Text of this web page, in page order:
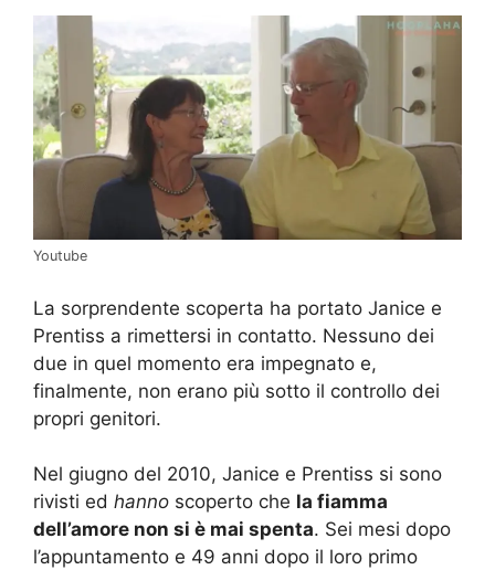
Youtube
La sorprendente scoperta ha portato Janice e
Prentiss a rimettersi in contatto. Nessuno dei
due in quel momento era impegnato e,
finalmente, non erano più sotto il controllo dei
propri genitori.
Nel giugno del 2010, Janice e Prentiss si sono
rivisti ed hanno scoperto che la fiamma
dell’amore non si è mai spenta. Sei mesi dopo
l’appuntamento e 49 anni dopo il loro primo